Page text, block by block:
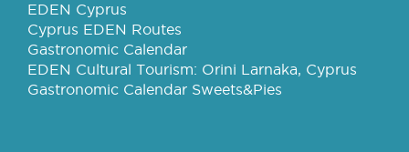
EDEN Cyprus
Cyprus EDEN Routes
Gastronomic Calendar
EDEN Cultural Tourism: Orini Larnaka, Cyprus
Gastronomic Calendar Sweets&Pies